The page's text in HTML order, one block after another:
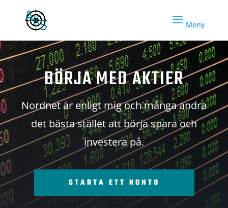
BÖRJA MED AKTIER
Nordnet är enligt mig och många andra
det bästa stället att börja spara och
investera på.
STARTA ETT KONTO